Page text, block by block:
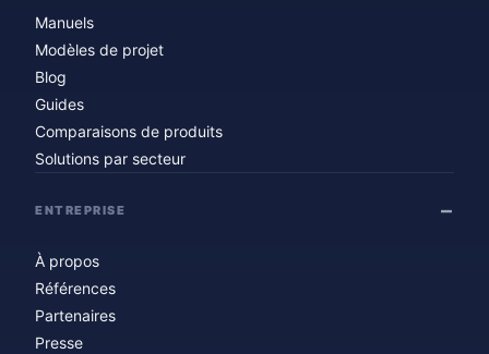
Manuels
Modèles de projet
Blog
Guides
Comparaisons de produits
Solutions par secteur
ENTREPRISE
À propos
Références
Partenaires
Presse